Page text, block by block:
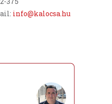
info@kalocsa.hu